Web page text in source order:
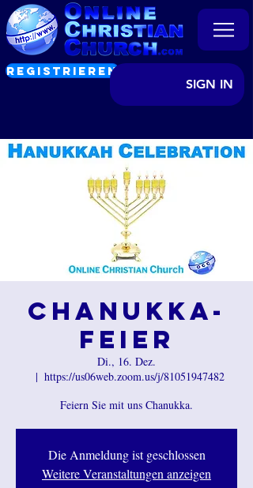
REGISTRIEREN
SIGN IN
Chanukka-
Feier
Di., 16. Dez.
  |
https://us06web.zoom.us/j/81051947482
Feiern Sie mit uns Chanukka.
Die Anmeldung ist geschlossen
Weitere Veranstaltungen anzeigen